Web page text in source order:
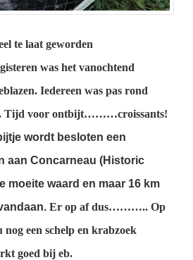
te laat geworden
was het vanochtend
Iedereen was pas rond
Tijd voor ontbijt………croissants!
wordt besloten een
aan Concarneau (Historic
moeite waard en maar 16 km
Er op af dus……….. Op
een schelp en krabzoek
goed bij eb.